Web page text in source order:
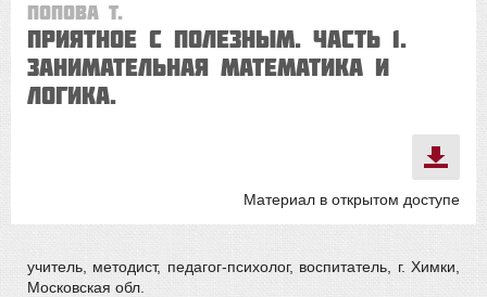
Попова Т.
ПРИЯТНОЕ С ПОЛЕЗНЫМ. Часть 1.
Занимательная математика и
логика.
Материал в открытом доступе
учитель, методист, педагог-психолог, воспитатель, г. Химки,
Московская обл.